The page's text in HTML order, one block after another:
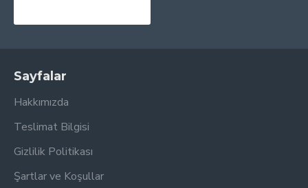
Sayfalar
Hakkımızda
Teslimat Bilgisi
Gizlilik Politikası
Şartlar ve Koşullar